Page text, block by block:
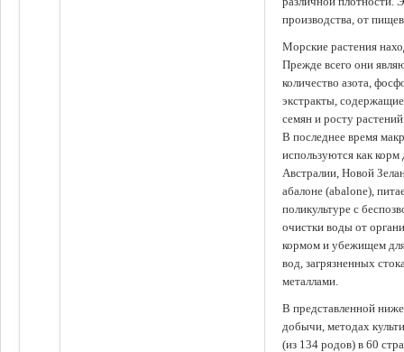
производства, от
Морские растения
Прежде всего они
количество азота,
экстракты,
семян и росту
В последнее время
используются как
Австралии, Новой
абалоне (abalone),
поликультуре с
очистки воды от
кормом и убежищем
вод, загрязненных
металлами.
В представленной
добычи, методах
(из 134 родов) в 60